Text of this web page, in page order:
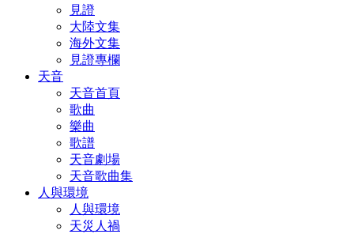
見證
大陸文集
海外文集
見證專欄
天音
天音首頁
歌曲
樂曲
歌譜
天音劇場
天音歌曲集
人與環境
人與環境
天災人禍